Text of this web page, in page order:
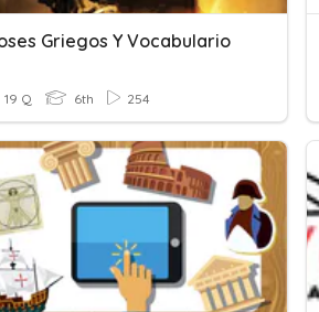
Griegos Y Vocabulario
19 Q 6th 254